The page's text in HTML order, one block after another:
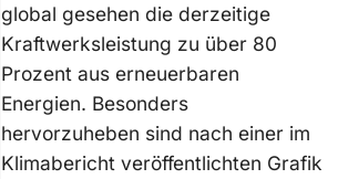
global gesehen die derzeitige
Kraftwerksleistung zu über 80
Prozent aus erneuerbaren
Energien. Besonders
hervorzuheben sind nach einer im
Klimabericht veröffentlichten Grafik